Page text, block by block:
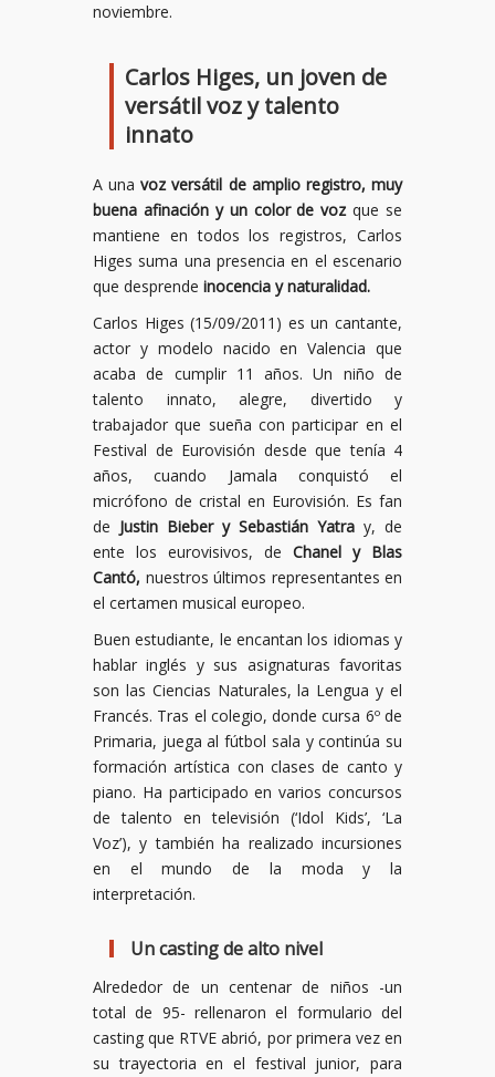
noviembre.
Carlos Higes, un joven de
versátil voz y talento
innato
A unavoz versátil de amplio registro, muy
buena afinación y un color de vozque se
mantiene en todos los registros, Carlos
Higes suma una presencia en el escenario
que desprende inocencia y naturalidad.
Carlos Higes (15/09/2011) es un cantante,
actor y modelo nacido en Valencia que
acaba de cumplir 11 años. Un niño de
talento innato, alegre, divertido y
trabajador que sueña con participar en el
Festival de Eurovisión desde que tenía 4
años, cuando Jamala conquistó el
micrófono de cristal en Eurovisión. Es fan
de Justin Bieber y Sebastián Yatra y, de
ente los eurovisivos, de Chanel y Blas
Cantó, nuestros últimos representantes en
el certamen musical europeo.
Buen estudiante, le encantan los idiomas y
hablar inglés y sus asignaturas favoritas
son las Ciencias Naturales, la Lengua y el
Francés. Tras el colegio, donde cursa 6º de
Primaria, juega al fútbol sala y continúa su
formación artística con clases de canto y
piano. Ha participado en varios concursos
de talento en televisión (‘Idol Kids’, ‘La
Voz’), y también ha realizado incursiones
en el mundo de la moda y la
interpretación.
Un casting de alto nivel
Alrededor de un centenar de niños -un
total de 95- rellenaron el formulario del
casting que RTVE abrió, por primera vez en
su trayectoria en el festival junior, para